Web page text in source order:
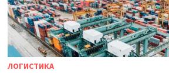
ЛОГИСТИКА